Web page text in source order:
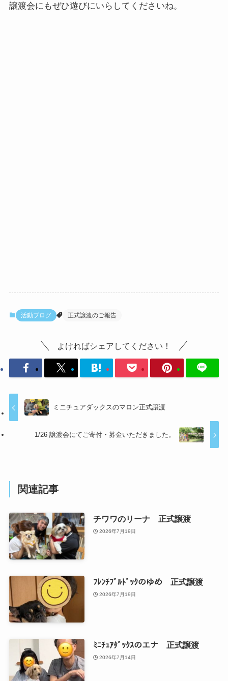
譲渡会にもぜひ遊びにいらしてくださいね。
活動ブログ 正式譲渡のご報告
よければシェアしてください！
ミニチュアダックスのマロン正式譲渡
1/26 譲渡会にてご寄付・募金いただきました。
関連記事
チワワのリーナ 正式譲渡
2026年7月19日
ﾌﾚﾝﾁﾌﾞﾙﾄﾞｯｸのゆめ 正式譲渡
2026年7月19日
ﾐﾆﾁｭｱﾀﾞｯｸｽのエナ 正式譲渡
2026年7月14日